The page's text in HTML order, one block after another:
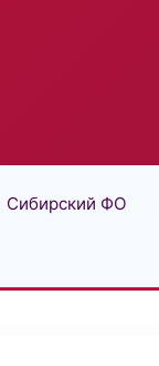
Сибирский ФО